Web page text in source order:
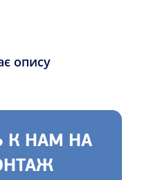
опису
К НАМ НА